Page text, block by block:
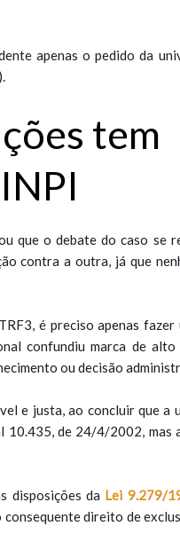
apenas o pedido da
tem
que o debate do caso se
contra a outra, já que
é preciso apenas fazer
confundiu marca de alto
ou decisão
e justa, ao concluir que a
10.435, de 24/4/2002, mas
disposições da Lei 9.279/
direito de